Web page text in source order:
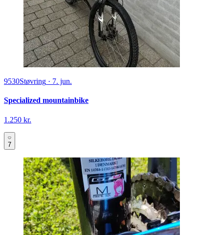
9530Støvring · 7. jun.
Specialized mountainbike
1.250 kr.
7